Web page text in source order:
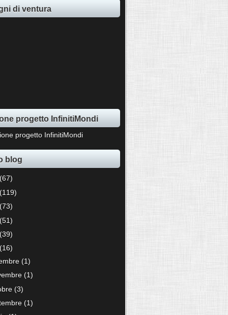
di ventura
progetto InfinitiMondi
blog
(67)
(119)
(73)
(51)
(39)
(16)
(1)
(1)
(3)
(1)